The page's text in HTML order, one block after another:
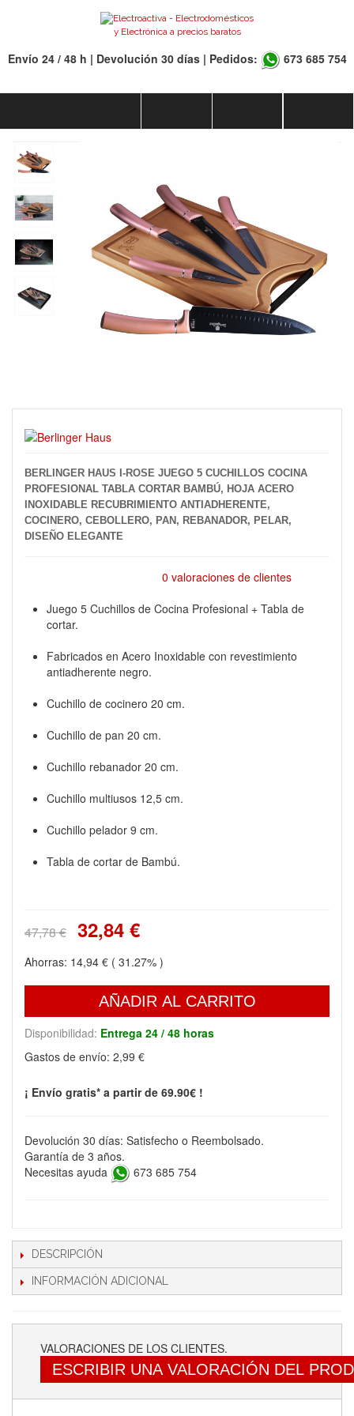
Envío 24 / 48 h | Devolución 30 días | Pedidos: 673 685 754
BERLINGER HAUS I-ROSE JUEGO 5 CUCHILLOS COCINA
PROFESIONAL TABLA CORTAR BAMBÚ, HOJA ACERO
INOXIDABLE RECUBRIMIENTO ANTIADHERENTE,
COCINERO, CEBOLLERO, PAN, REBANADOR, PELAR,
DISEÑO ELEGANTE
0 valoraciones de clientes
Juego 5 Cuchillos de Cocina Profesional + Tabla de
cortar.
Fabricados en Acero Inoxidable con revestimiento
antiadherente negro.
Cuchillo de cocinero 20 cm.
Cuchillo de pan 20 cm.
Cuchillo rebanador 20 cm.
Cuchillo multiusos 12,5 cm.
Cuchillo pelador 9 cm.
Tabla de cortar de Bambú.
47,78 € 32,84 €
Ahorras: 14,94 € ( 31.27% )
AÑADIR AL CARRITO
Disponibilidad: Entrega 24 / 48 horas
Gastos de envío: 2,99 €
¡ Envío gratis* a partir de 69.90€ !
Devolución 30 días: Satisfecho o Reembolsado.
Garantía de 3 años.
Necesitas ayuda
673 685 754
DESCRIPCIÓN
INFORMACIÓN ADICIONAL
VALORACIONES DE LOS CLIENTES.
ESCRIBIR UNA VALORACIÓN DEL